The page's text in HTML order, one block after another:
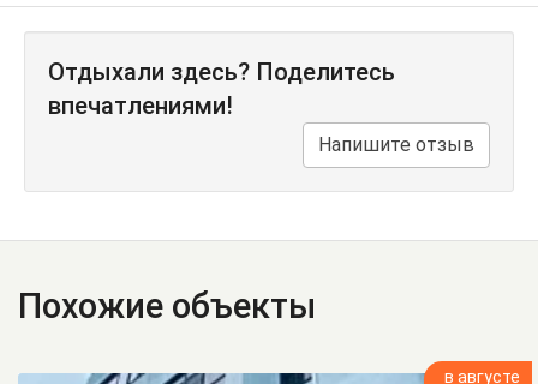
Отдыхали здесь? Поделитесь
впечатлениями!
Напишите отзыв
Похожие объекты
в августе